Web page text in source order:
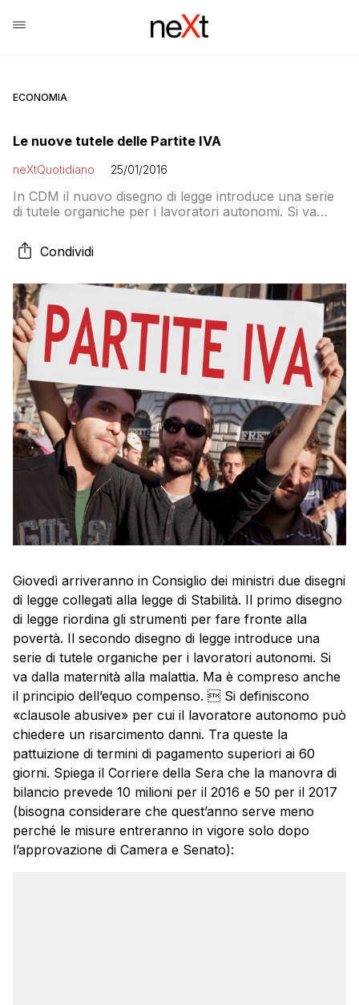
ECONOMIA
Le nuove tutele delle Partite IVA
neXtQuotidiano 25/01/2016
In CDM il nuovo disegno di legge introduce una serie
di tutele organiche per i lavoratori autonomi. Si va
principio dell’equo compenso
Condividi
Giovedì arriveranno in Consiglio dei ministri due disegni
di legge collegati alla legge di Stabilità. Il primo disegno
di legge riordina gli strumenti per fare fronte alla
povertà. Il secondo disegno di legge introduce una
serie di tutele organiche per i lavoratori autonomi. Si
va dalla maternità alla malattia. Ma è compreso anche
il principio dell’equo compenso.  Si definiscono
«clausole abusive» per cui il lavoratore autonomo può
chiedere un risarcimento danni. Tra queste la
pattuizione di termini di pagamento superiori ai 60
giorni. Spiega il Corriere della Sera che la manovra di
bilancio prevede 10 milioni per il 2016 e 50 per il 2017
(bisogna considerare che quest’anno serve meno
perché le misure entreranno in vigore solo dopo
l’approvazione di Camera e Senato):